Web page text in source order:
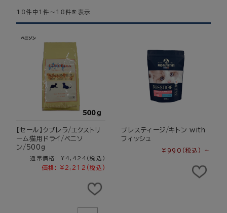
18件中1件～18件を表示
【セール】クプレラ/エクストリ
ーム猫用ドライ/ベニソ
ン/500g
通常価格: ¥4,424 (税込)
価格: ¥2,212 (税込)
プレスティージ/キトン with
フィッシュ
¥990 (税込) ～